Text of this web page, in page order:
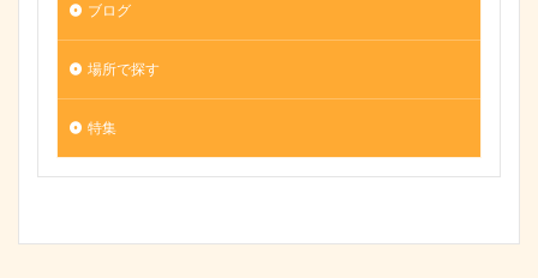
ブログ
場所で探す
特集